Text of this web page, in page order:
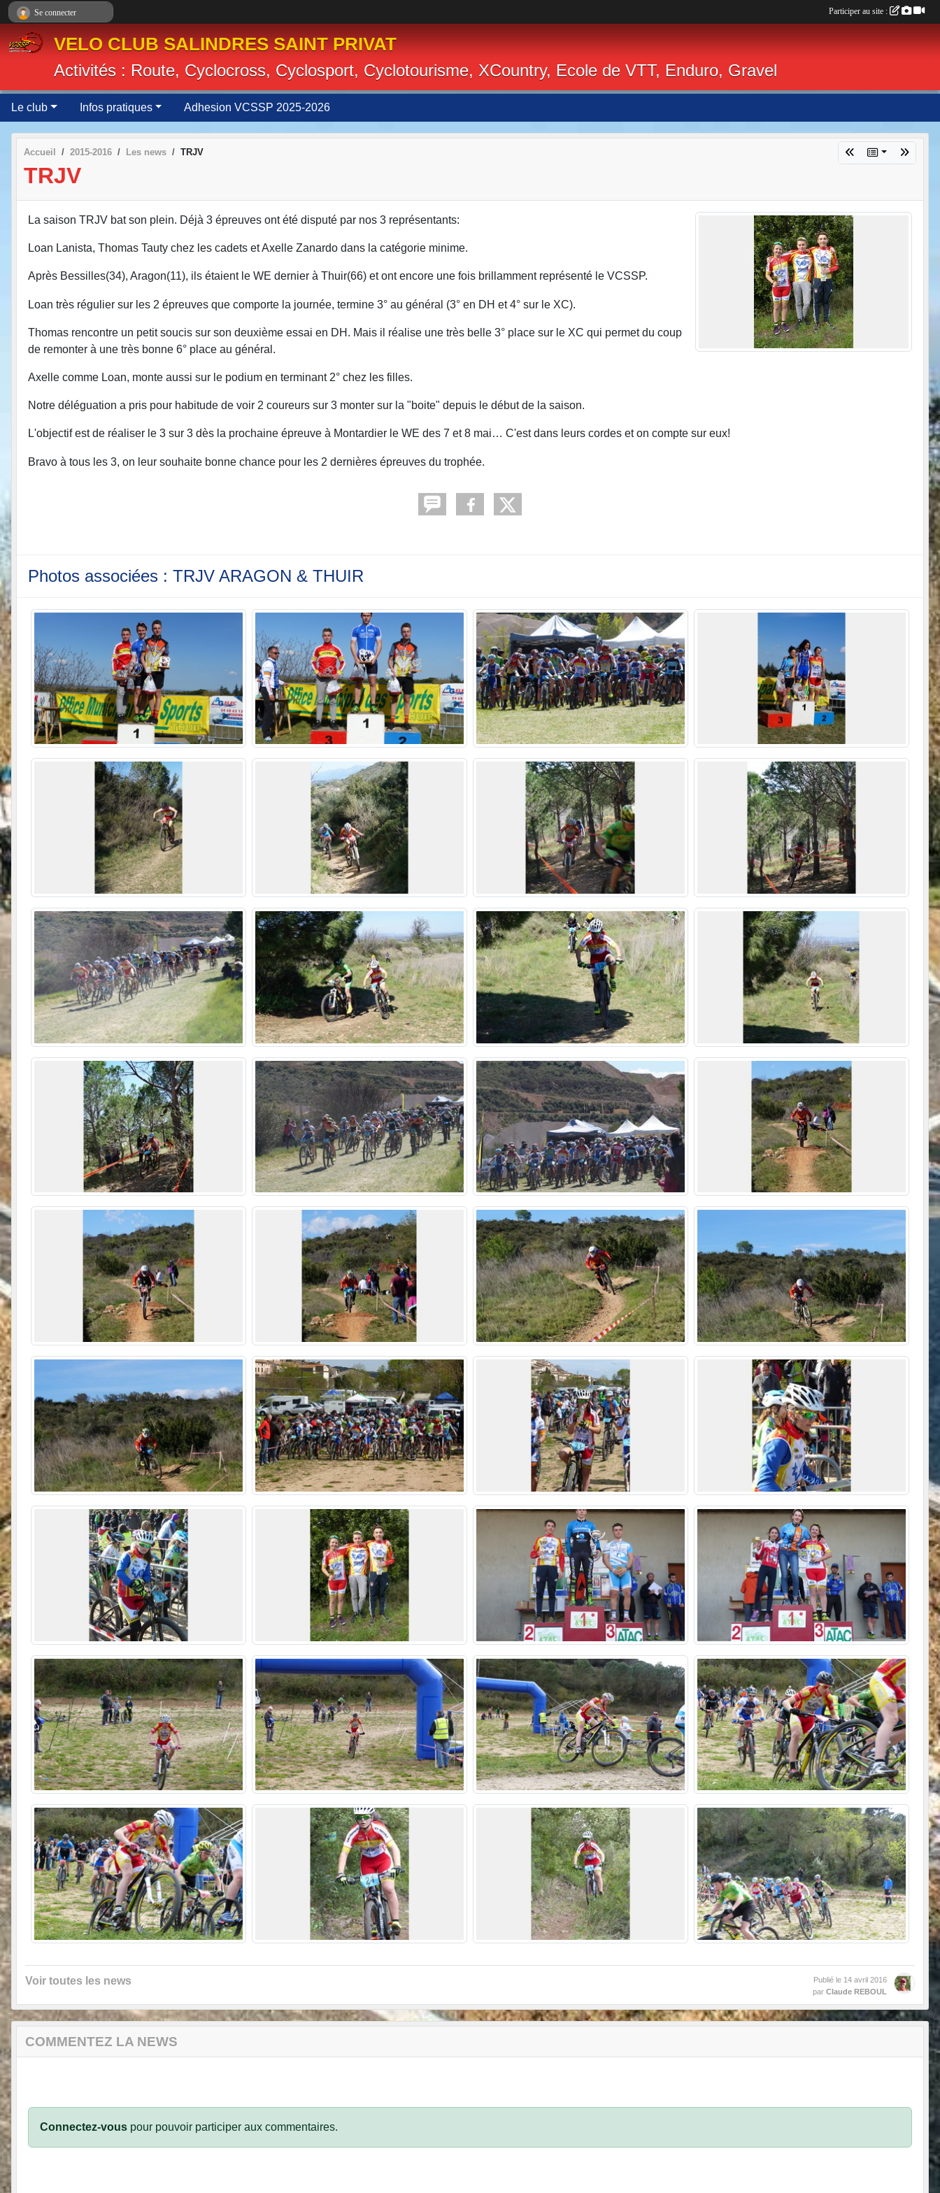
VELO CLUB SALINDRES SAINT PRIVAT
Activités : Route, Cyclocross, Cyclosport, Cyclotourisme, XCountry, Ecole de VTT, Enduro, Gravel
Le club Infos pratiques Adhesion VCSSP 2025-2026
Accueil 2015-2016 Les news TRJV
TRJV
La saison TRJV bat son plein. Déjà 3 épreuves ont été disputé par nos 3 représentants:
Loan Lanista, Thomas Tauty chez les cadets et Axelle Zanardo dans la catégorie minime.
Après Bessilles(34), Aragon(11), ils étaient le WE dernier à Thuir(66) et ont encore une fois brillamment représenté le VCSSP.
Loan très régulier sur les 2 épreuves que comporte la journée, termine 3° au général (3° en DH et 4° sur le XC).
Thomas rencontre un petit soucis sur son deuxième essai en DH. Mais il réalise une très belle 3° place sur le XC qui permet du coup
de remonter à une très bonne 6° place au général.
Axelle comme Loan, monte aussi sur le podium en terminant 2° chez les filles.
Notre déléguation a pris pour habitude de voir 2 coureurs sur 3 monter sur la "boite" depuis le début de la saison.
L'objectif est de réaliser le 3 sur 3 dès la prochaine épreuve à Montardier le WE des 7 et 8 mai… C'est dans leurs cordes et on compte sur eux!
Bravo à tous les 3, on leur souhaite bonne chance pour les 2 dernières épreuves du trophée.
Photos associées : TRJV ARAGON & THUIR
Voir toutes les news Publié le 14 avril 2016
par Claude REBOUL
COMMENTEZ LA NEWS
Connectez-vous pour pouvoir participer aux commentaires.
Se connecter Participer au site :
Panneau de gestion des cookies